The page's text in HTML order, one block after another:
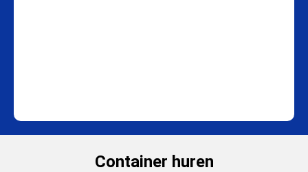
Container huren